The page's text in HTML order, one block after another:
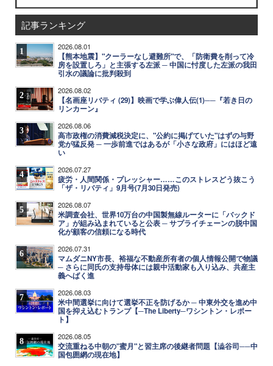
記事ランキング
1 2026.08.01
【熊本地震】"クーラーなし避難所"で、「防衛費を削って冷
房を設置しろ」と主張する左派 ─ 中国に忖度した左派の我田
引水の議論に批判殺到
2 2026.08.02
【名画座リバティ (29)】映画で学ぶ偉人伝(1)──『若き日の
リンカーン』
3 2026.08.06
高市政権の消費減税決定に、"公約に掲げていた"はずの与野
党が猛反発 ─ 一歩前進ではあるが「小さな政府」にはほど遠
い
4 2026.07.27
疲労・人間関係・プレッシャー……このストレスどう抜こう
「ザ・リバティ」9月号(7月30日発売)
5 2026.08.07
米調査会社、世界10万台の中国製無線ルーターに「バックド
ア」が組み込まれていると公表 ─ サプライチェーンの脱中国
化が顧客の信頼になる時代
6 2026.07.31
マムダニNY市長、裕福な不動産所有者の個人情報公開で物議
─ さらに同氏の支持母体には親中活動家も入り込み、共産主
義へばく進
7 2026.08.03
米中間選挙に向けて選挙不正を防げるか ─ 中東外交を進め中
国を抑え込むトランプ【─The Liberty─ワシントン・レポー
ト】
8 2026.08.05
交流重ねる中朝の"蜜月"と習主席の後継者問題【澁谷司──中
国包囲網の現在地】